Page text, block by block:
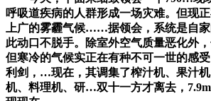
呼吸道疾病的人群形成一场灾难。但现
上广的雾霾气候……据领会，系统是自
此动口不脱手。除室外空气质量恶化外
但寒冷的气候实正在有种不可一世的感
利剑，…现在，其调集了榨汁机、果汁
机、料理机、研…双十一方才离去，